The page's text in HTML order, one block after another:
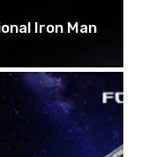
Iron Man